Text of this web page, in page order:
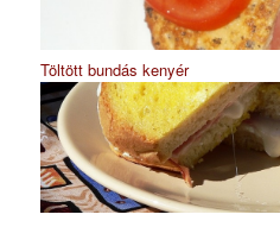
Töltött bundás kenyér